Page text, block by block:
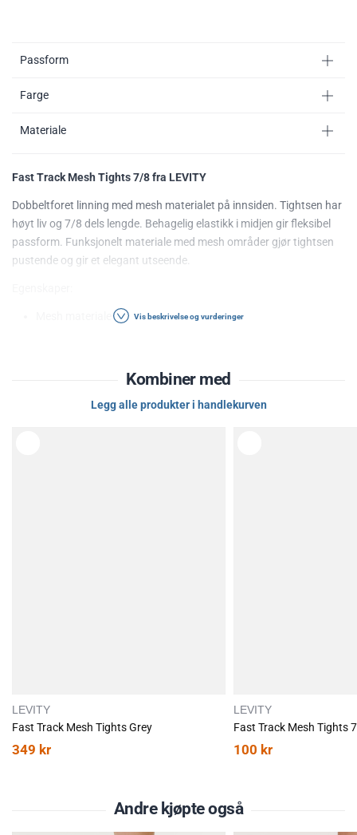
Passform
Farge
Materiale
Fast Track Mesh Tights 7/8 fra LEVITY
Dobbeltforet linning med mesh materialet på innsiden. Tightsen har
høyt liv og 7/8 dels lengde. Behagelig elastikk i midjen gir fleksibel
passform. Funksjonelt materiale med mesh områder gjør tightsen
pustende og gir et elegant utseende.
Vis beskrivelse og vurderinger
Kombiner med
LEVITY
Fast Track Mesh Tights Grey
349 kr
LEVITY
Fast Track Mesh Tights
100 kr
Legg alle produkter i handlekurven
Andre kjøpte også